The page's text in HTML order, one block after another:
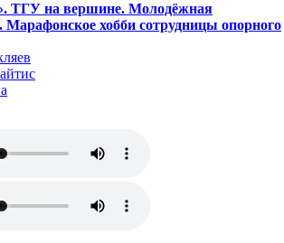
ТГУ на вершине. Молодёжная
Марафонское хобби сотрудницы опорного